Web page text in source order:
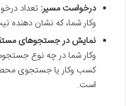
درخواست مسیر: تعداد
وکار شما، که نشان دهنده
نمایش در جستجوهای
وکار شما در چه نوع
کسب وکار یا جستجوی
است.